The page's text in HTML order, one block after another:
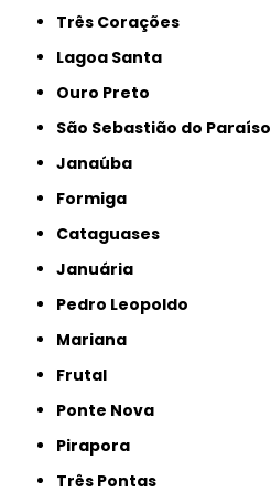
Três Corações
Lagoa Santa
Ouro Preto
São Sebastião do Paraíso
Janaúba
Formiga
Cataguases
Januária
Pedro Leopoldo
Mariana
Frutal
Ponte Nova
Pirapora
Três Pontas